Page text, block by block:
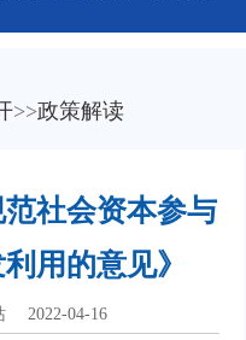
>>政策解读
社会资本参与
用的意见》
2022-04-16